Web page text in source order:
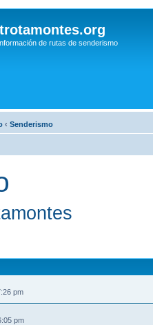
de rutas de senderismo
‹ Senderismo
pm
pm